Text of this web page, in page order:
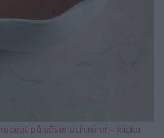
på såser och röror – klicka